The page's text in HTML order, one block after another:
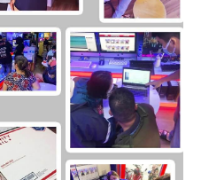
lực Gorilla Glass 6 DXC